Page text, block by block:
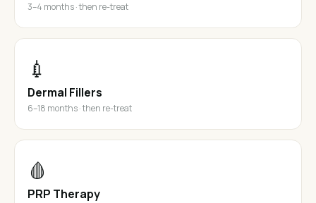
3–4 months · then re-treat
💉
Dermal Fillers
6–18 months · then re-treat
🩸
PRP Therapy